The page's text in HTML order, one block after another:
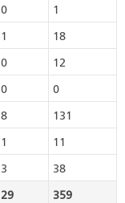
0
1
1
18
0
12
0
0
8
131
1
11
3
38
29 359